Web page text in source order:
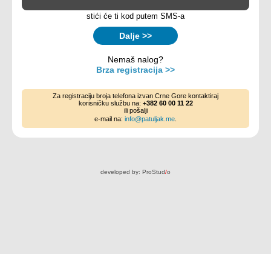
stići će ti kod putem SMS-a
Dalje >>
Nemaš nalog?
Brza registracija >>
Za registraciju broja telefona izvan Crne Gore kontaktiraj
korisničku službu na: +382 60 00 11 22
ili pošalji
e-mail na: info@patuljak.me
developed by: ProStud/o